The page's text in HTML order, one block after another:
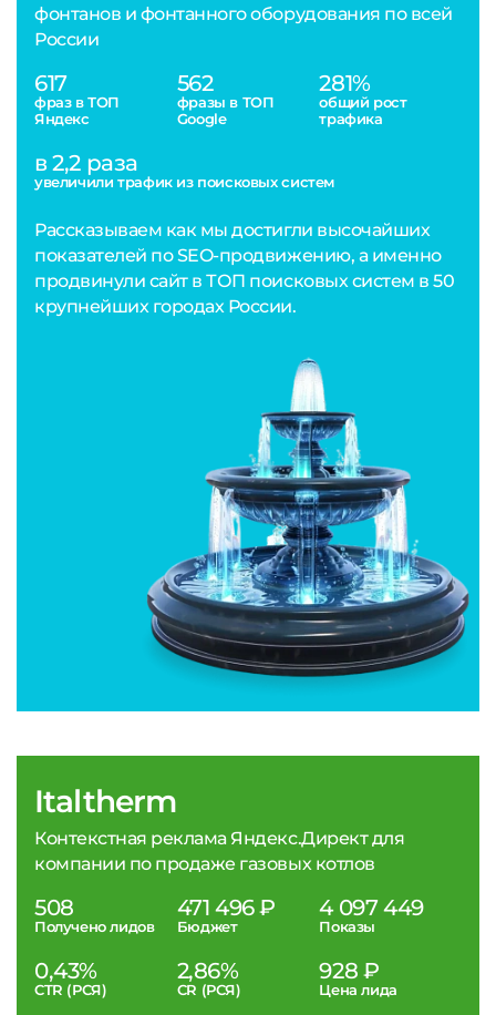
фонтанов и фонтанного оборудования по всей
России
617
фраз в ТОП
Яндекс
562
фразы в ТОП
Google
281%
общий рост
трафика
в 2,2 раза
увеличили трафик из поисковых систем
Рассказываем как мы достигли высочайших
показателей по SEO-продвижению, а именно
продвинули сайт в ТОП поисковых систем в 50
крупнейших городах России.
Italtherm
Контекстная реклама Яндекс.Директ для
компании по продаже газовых котлов
508
Получено лидов
471 496 ₽
Бюджет
4 097 449
Показы
0,43%
CTR (РСЯ)
2,86%
CR (РСЯ)
928 ₽
Цена лида